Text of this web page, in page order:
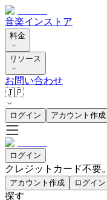
音楽インストア
料金
リソース
お問い合わせ
🇯🇵
ログイン アカウント作成
ログイン
クレジットカード不要
アカウント作成 ログイン
探す